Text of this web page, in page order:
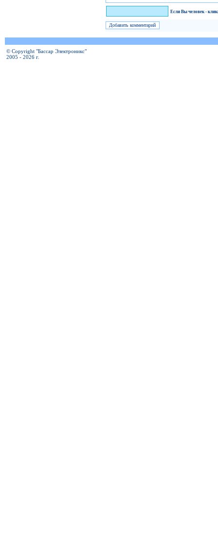
Если Вы человек -
© Copyright "Бассар Электроникс"
2005 - 2026 г.